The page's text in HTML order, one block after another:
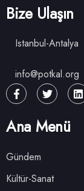
Bize Ulaşın
Istanbul-Antalya
info@potkal.org
Ana Menü
Gündem
Kültür-Sanat